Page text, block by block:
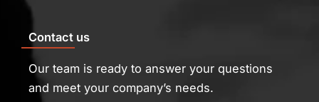
Contact us
Our team is ready to answer your questions
and meet your company’s needs.